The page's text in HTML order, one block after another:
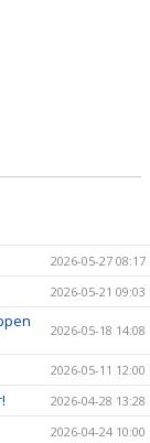
2026-05-27 08:17
2026-05-21 09:03
2026-05-18 14:08
2026-05-11 12:00
2026-04-28 13:28
2026-04-24 10:00